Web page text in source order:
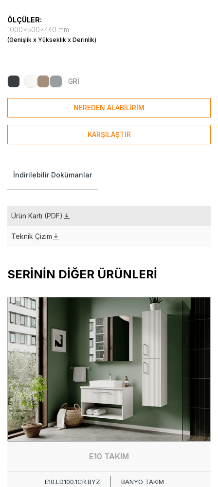
ÖLÇÜLER:
1000x500x440 mm
(Genişlik x Yükseklik x Derinlik)
GRİ
NEREDEN ALABİLİRİM
KARŞILAŞTIR
İndirilebilir Dokümanlar
Ürün Kartı (PDF)
Teknik Çizim
SERİNİN DİĞER ÜRÜNLERİ
E10 TAKIM
E10.LD100.1CR.BYZ BANYO TAKIM